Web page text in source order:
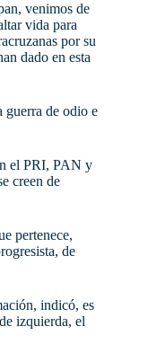
venimos de
vida para
por su
dado en esta
guerra de odio e
el PRI, PAN y
creen de
pertenece,
de
indicó, es
izquierda, el